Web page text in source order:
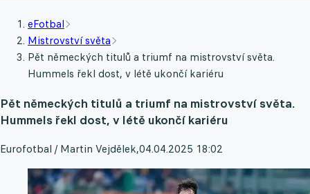
eFotbal
Mistrovství světa
Pět německých titulů a triumf na mistrovství světa.
Hummels řekl dost, v létě ukončí kariéru
Pět německých titulů a triumf na mistrovství světa.
Hummels řekl dost, v létě ukončí kariéru
Eurofotbal / Martin Vejdělek,04.04.2025 18:02